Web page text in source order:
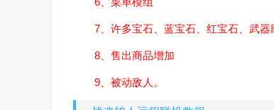
7、许多宝石、蓝宝石、红宝石、武
8、售出商品增加
9、被动敌人。